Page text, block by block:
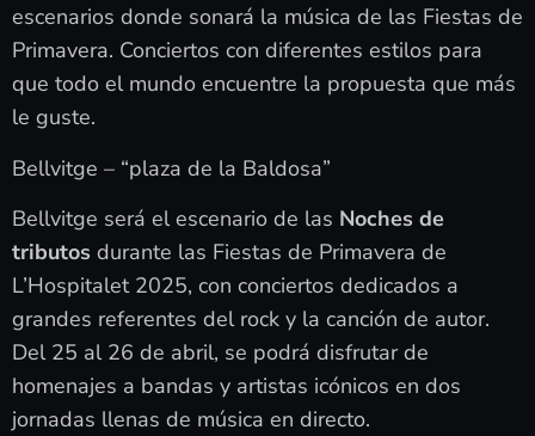
escenarios donde sonará la música de las Fiestas de
Primavera. Conciertos con diferentes estilos para
que todo el mundo encuentre la propuesta que más
le guste.
Bellvitge – “plaza de la Baldosa”
Bellvitge será el escenario de las Noches de
tributos durante las Fiestas de Primavera de
L’Hospitalet 2025, con conciertos dedicados a
grandes referentes del rock y la canción de autor.
Del 25 al 26 de abril, se podrá disfrutar de
homenajes a bandas y artistas icónicos en dos
jornadas llenas de música en directo.